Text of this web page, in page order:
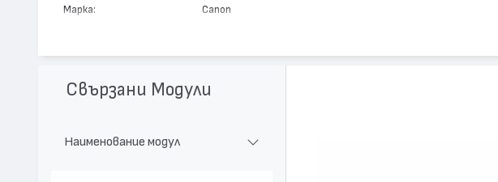
Марка: Canon
Цвят: Монохромен
Капацитет:
Свързани Модули
Наименование модул